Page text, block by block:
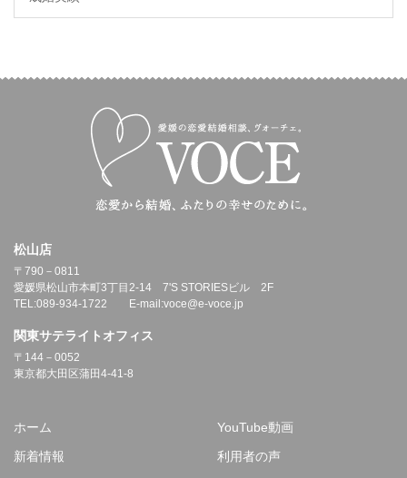
松山店
〒790－0811
愛媛県松山市本町3丁目2-14 7'S STORIESビル 2F
TEL:089-934-1722 E-mail:voce@e-voce.jp
関東サテライトオフィス
〒144－0052
東京都大田区蒲田4-41-8
ホーム
新着情報
YouTube動画
利用者の声